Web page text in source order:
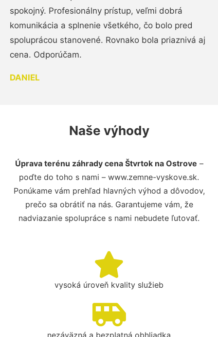
spokojný. Profesionálny prístup, veľmi dobrá
komunikácia a splnenie všetkého, čo bolo pred
spoluprácou stanovené. Rovnako bola priaznivá aj
cena. Odporúčam.
DANIEL
Naše výhody
Úprava terénu záhrady cena Štvrtok na Ostrove –
poďte do toho s nami – www.zemne-vyskove.sk.
Ponúkame vám prehľad hlavných výhod a dôvodov,
prečo sa obrátiť na nás. Garantujeme vám, že
nadviazanie spolupráce s nami nebudete ľutovať.
vysoká úroveň kvality služieb